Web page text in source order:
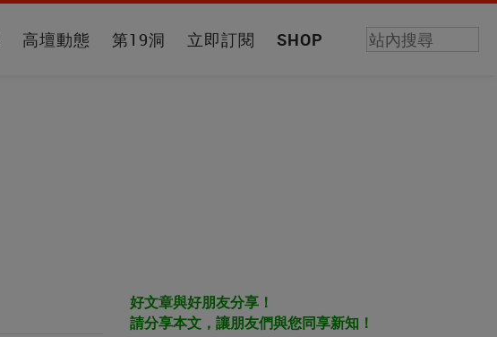
高壇動態 第19洞 立即訂閱 SHOP
好文章與好朋友分享！
請分享本文，讓朋友們與您同享新知！